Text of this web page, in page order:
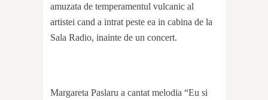
amuzata de temperamentul vulcanic al
artistei cand a intrat peste ea in cabina de la
Sala Radio, inainte de un concert.
Margareta Paslaru a cantat melodia “Eu si